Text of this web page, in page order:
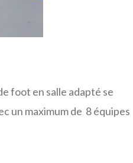
foot en salle adapté se
un maximum de 8 équipes